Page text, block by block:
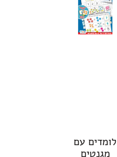
לומדים עם
מגנטים